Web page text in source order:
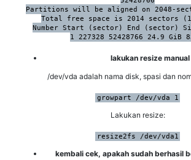
Partitions will be aligned on 2048-
Total free space is 2014 sectors
Number Start (sector) End (sector)
1 227328 52428766 24.9 GiB
lakukan resize manual
/dev/vda adalah nama disk, spasi dan
growpart /dev/vda 1
Lakukan resize:
resize2fs /dev/vda1
kembali cek, apakah sudah berhasil